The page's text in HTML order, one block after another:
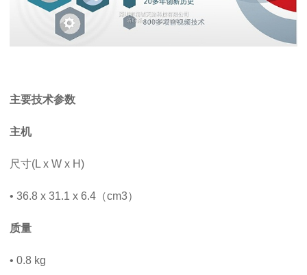
主要技术参数
主机
尺寸(L x W x H)
• 36.8 x 31.1 x 6.4（cm3）
质量
• 0.8 kg